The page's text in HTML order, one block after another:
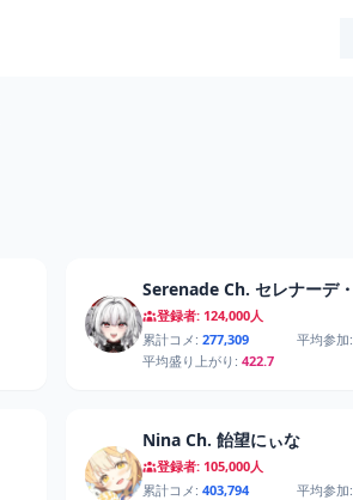
登録者: 124,000人
累計コメ: 277,309 平均参加:
平均盛り上がり: 422.7
Nina Ch. 飴望にぃな
登録者: 105,000人
累計コメ: 403,794 平均参加: